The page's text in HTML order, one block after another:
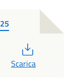
Scarica